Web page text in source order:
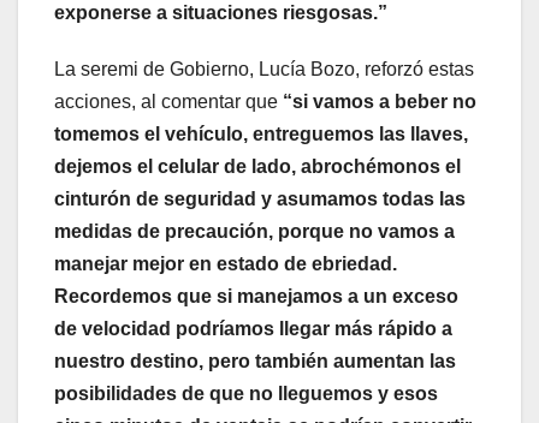
exponerse a situaciones riesgosas.”
La seremi de Gobierno, Lucía Bozo, reforzó estas
acciones, al comentar que “si vamos a beber no
tomemos el vehículo, entreguemos las llaves,
dejemos el celular de lado, abrochémonos el
cinturón de seguridad y asumamos todas las
medidas de precaución, porque no vamos a
manejar mejor en estado de ebriedad.
Recordemos que si manejamos a un exceso
de velocidad podríamos llegar más rápido a
nuestro destino, pero también aumentan las
posibilidades de que no lleguemos y esos